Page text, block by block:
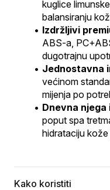
kuglice
balansiranju
Izdržljivi
ABS-a,
dugotrajnu
Jednostavna
većinom
mijenja po
Dnevna njega
poput spa
hidrataciju
Kako koristiti